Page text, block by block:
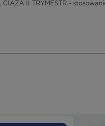
II TRYMESTR -